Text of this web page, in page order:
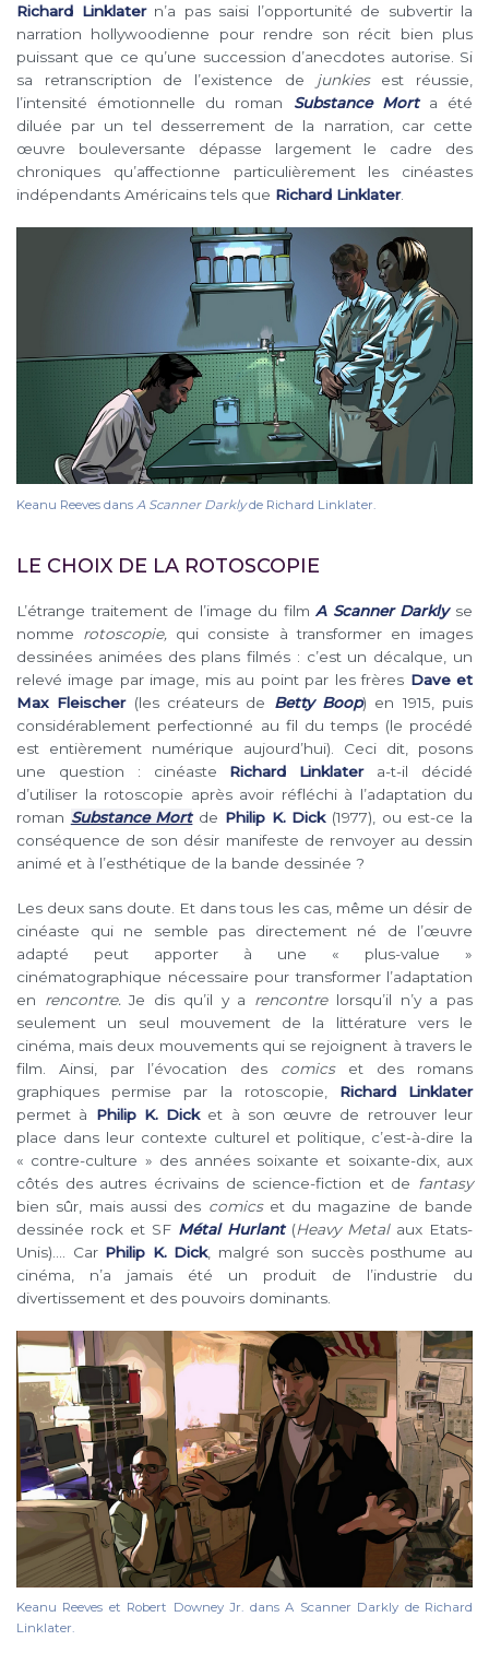
Richard Linklater n’a pas saisi l’opportunité de subvertir la
narration hollywoodienne pour rendre son récit bien plus
puissant que ce qu’une succession d’anecdotes autorise. Si
sa retranscription de l’existence de junkies est réussie,
l’intensité émotionnelle du roman
Substance Mort
a été
diluée par un tel desserrement de la narration, car cette
œuvre bouleversante dépasse largement le cadre des
chroniques qu’affectionne particulièrement les cinéastes
indépendants Américains tels que Richard Linklater.
Keanu Reeves dans A Scanner Darklyde Richard Linklater.
LE CHOIX DE LA ROTOSCOPIE
L’étrange traitement de l’image du filmA Scanner Darklyse
nomme rotoscopie, qui consiste à transformer en images
dessinées animées des plans filmés : c’est un décalque, un
relevé image par image, mis au point par les frères Dave et
Max Fleischer (les créateurs de Betty Boop) en 1915, puis
considérablement perfectionné au fil du temps (le procédé
est entièrement numérique aujourd’hui). Ceci dit, posons
une question : cinéaste Richard Linklater a-t-il décidé
d’utiliser la rotoscopie après avoir réfléchi à l’adaptation du
roman Substance Mortde Philip K. Dick (1977), ou est-ce la
conséquence de son désir manifeste de renvoyer au dessin
animé et à l’esthétique de la bande dessinée ?
Les deux sans doute. Et dans tous les cas, même un désir de
cinéaste qui ne semble pas directement né de l’œuvre
adapté peut apporter à une « plus-value »
cinématographique nécessaire pour transformer l’adaptation
en rencontre. Je dis qu’il y a rencontre lorsqu’il n’y a pas
seulement un seul mouvement de la littérature vers le
cinéma, mais deux mouvements qui se rejoignent à travers le
film. Ainsi, par l’évocation des comicset des romans
graphiques permise par la rotoscopie, Richard Linklater
permet à Philip K. Dicket à son œuvre de retrouver leur
place dans leur contexte culturel et politique, c’est-à-dire la
« contre-culture » des années soixante et soixante-dix, aux
côtés des autres écrivains de science-fiction et de
fantasy
bien sûr, mais aussi des comics et du magazine de bande
dessinée rock et SF Métal Hurlant(Heavy Metalaux Etats-
Unis)…. Car Philip K. Dick, malgré son succès posthume au
cinéma, n’a jamais été un produit de l’industrie du
divertissement et des pouvoirs dominants.
Keanu Reeves et Robert Downey Jr. dans A Scanner Darkly de Richard
Linklater.